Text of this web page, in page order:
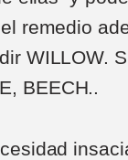
remedio
WILLOW.
BEECH..